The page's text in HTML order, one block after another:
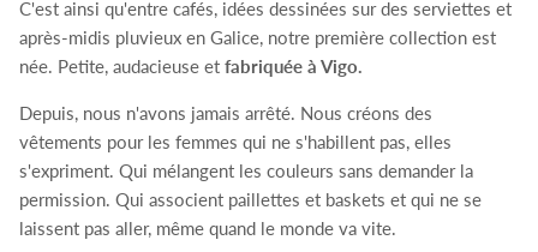
C'est ainsi qu'entre cafés, idées dessinées sur des serviettes et
après-midis pluvieux en Galice, notre première collection est
née. Petite, audacieuse et fabriquée à Vigo.
Depuis, nous n'avons jamais arrêté. Nous créons des
vêtements pour les femmes qui ne s'habillent pas, elles
s'expriment. Qui mélangent les couleurs sans demander la
permission. Qui associent paillettes et baskets et qui ne se
laissent pas aller, même quand le monde va vite.